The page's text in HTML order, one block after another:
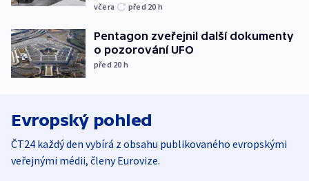
včera před 20 h
Pentagon zveřejnil další dokumenty
o pozorování UFO
před 20 h
Evropský pohled
ČT24 každý den vybírá z obsahu publikovaného evropskými
veřejnými médii, členy Eurovize.